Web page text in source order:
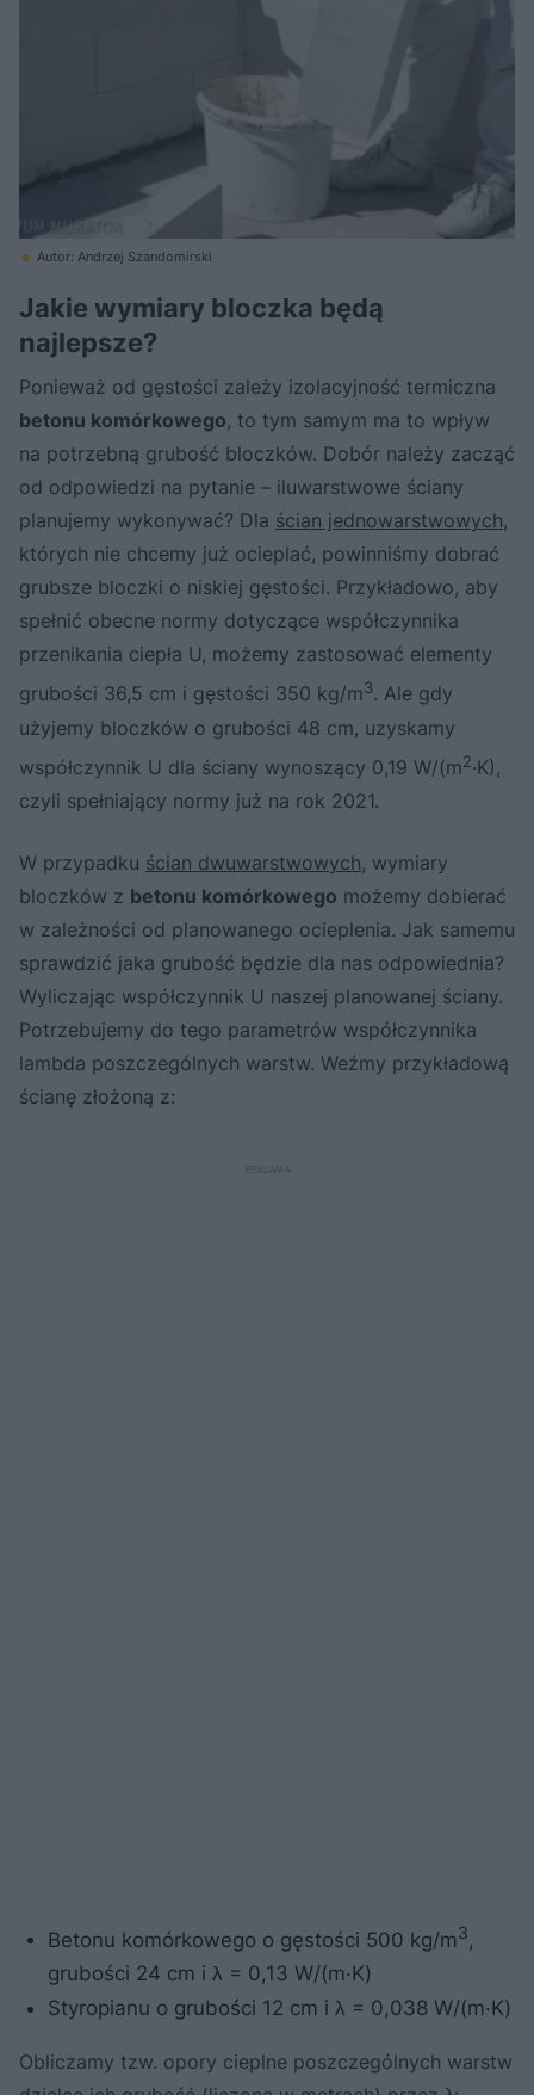
Autor: Andrzej Szandomirski
Jakie wymiary bloczka będą
najlepsze?
Ponieważ od gęstości zależy izolacyjność termiczna
betonu komórkowego, to tym samym ma to wpływ
na potrzebną grubość bloczków. Dobór należy zacząć
od odpowiedzi na pytanie – iluwarstwowe ściany
planujemy wykonywać? Dla ścian jednowarstwowych,
których nie chcemy już ocieplać, powinniśmy dobrać
grubsze bloczki o niskiej gęstości. Przykładowo, aby
spełnić obecne normy dotyczące współczynnika
przenikania ciepła U, możemy zastosować elementy
grubości 36,5 cm i gęstości 350 kg/m3. Ale gdy
użyjemy bloczków o grubości 48 cm, uzyskamy
współczynnik U dla ściany wynoszący 0,19 W/(m2·K),
czyli spełniający normy już na rok 2021.
W przypadku ścian dwuwarstwowych, wymiary
bloczków z betonu komórkowego możemy dobierać
w zależności od planowanego ocieplenia. Jak samemu
sprawdzić jaka grubość będzie dla nas odpowiednia?
Wyliczając współczynnik U naszej planowanej ściany.
Potrzebujemy do tego parametrów współczynnika
lambda poszczególnych warstw. Weźmy przykładową
ścianę złożoną z:
Betonu komórkowego o gęstości 500 kg/m3,
grubości 24 cm i λ = 0,13 W/(m·K)
Styropianu o grubości 12 cm i λ = 0,038 W/(m·K)
Obliczamy tzw. opory cieplne poszczególnych warstw